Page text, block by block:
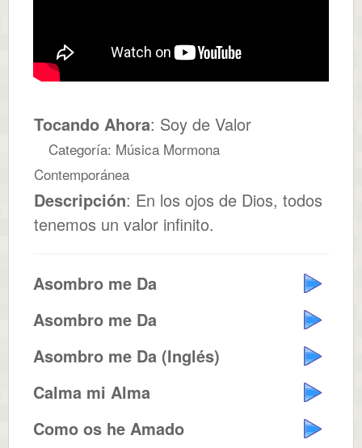
Tocando Ahora: Soy de Valor
Categoría: Música Mormona
Contemporánea
Descripción: En los ojos de Dios, todos
tenemos un valor infinito.
Asombro me Da
Asombro me Da
Asombro me Da (Inglés)
Calma mi Alma
Como os he Amado